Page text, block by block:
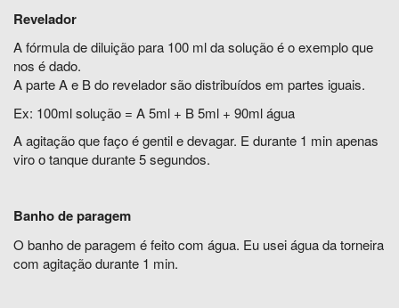
Revelador
A fórmula de diluição para 100 ml da solução é o exemplo que
nos é dado.
A parte A e B do revelador são distribuídos em partes iguais.
Ex: 100ml solução = A 5ml + B 5ml + 90ml água
A agitação que faço é gentil e devagar. E durante 1 min apenas
viro o tanque durante 5 segundos.
Banho de paragem
O banho de paragem é feito com água. Eu usei água da torneira
com agitação durante 1 min.